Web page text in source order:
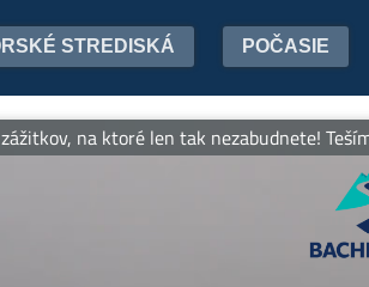
STREDISKÁ POČASIE
ktoré len tak nezabudnete! Tešíme sa